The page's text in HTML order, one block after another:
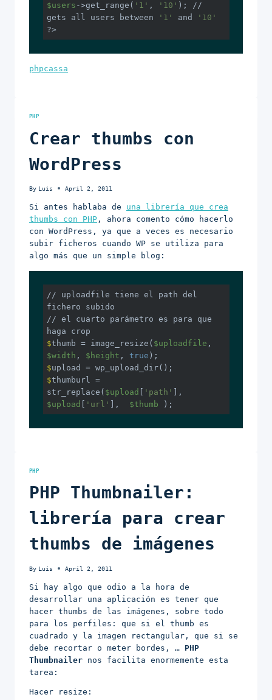
$users ->get_range( '1' , '10' ); //
gets all users between
'1' and
'10'
?>
phpcassa
PHP
Crear thumbs con
WordPress
By Luis April 2, 2011
Si antes hablaba de una librería que crea
thumbs con PHP , ahora comento cómo hacerlo
con WordPress, ya que a veces es necesario
subir ficheros cuando WP se utiliza para
algo más que un simple blog:
// uploadfile tiene el path del
fichero subido
// el cuarto parámetro es para que
$thumb = image_resize( $uploadfile
$width , $height , true );
$upload = wp_upload_dir();
$thumburl =
str_replace( $upload [ 'path'
$upload [ 'url' ], $thumb );
PHP
PHP Thumbnailer:
librería para crear
thumbs de imágenes
By Luis April 2, 2011
Si hay algo que odio a la hora de
desarrollar una aplicación es tener que
hacer thumbs de las imágenes, sobre todo
para los perfiles: que si el thumb es
cuadrado y la imagen rectangular, que si se
debe recortar o meter bordes, … PHP
Thumbnailer nos facilita enormemente esta
tarea:
Hacer resize: